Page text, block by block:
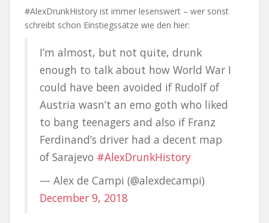
#AlexDrunkHistory ist immer lesenswert – wer sonst
schreibt schon Einstiegssätze wie den hier:
I’m almost, but not quite, drunk
enough to talk about how World War I
could have been avoided if Rudolf of
Austria wasn’t an emo goth who liked
to bang teenagers and also if Franz
Ferdinand’s driver had a decent map
of Sarajevo #AlexDrunkHistory
— Alex de Campi (@alexdecampi)
December 9, 2018